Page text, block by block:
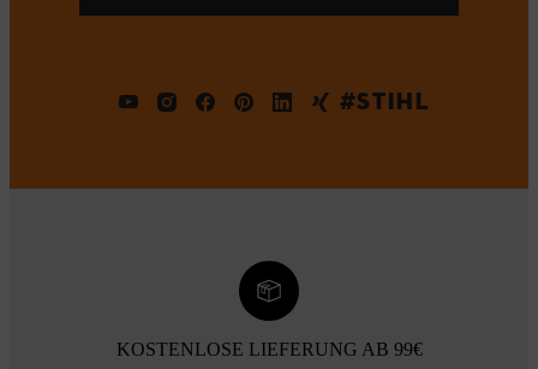
#STIHL
KOSTENLOSE LIEFERUNG AB 99€